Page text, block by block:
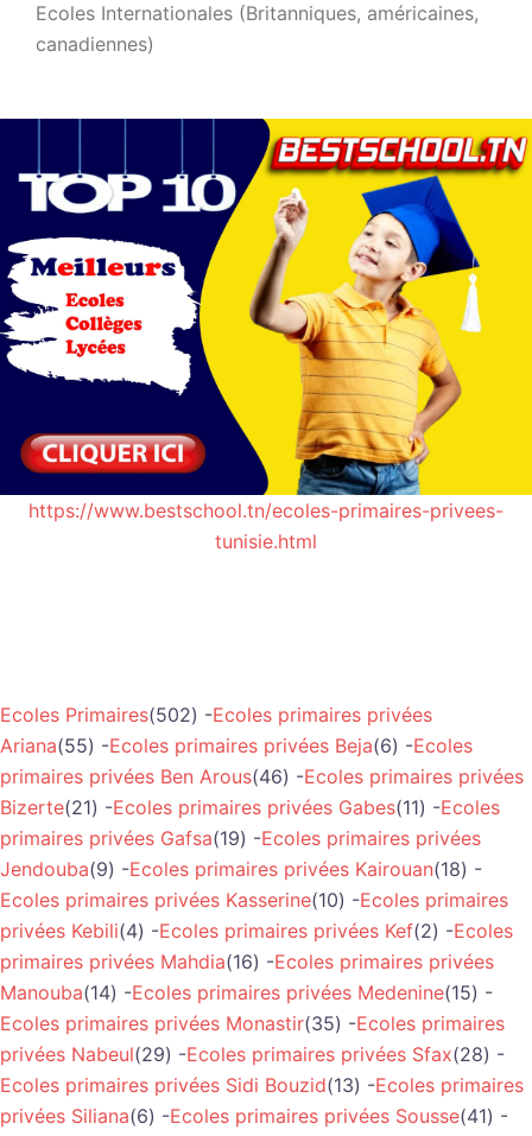
Ecoles Internationales (Britanniques, américaines,
canadiennes)
https://www.bestschool.tn/ecoles-primaires-privees-
tunisie.html
Ecoles Primaires(502) -Ecoles primaires privées
Ariana(55) -Ecoles primaires privées Beja(6) -Ecoles
primaires privées Ben Arous(46) -Ecoles primaires privées
Bizerte(21) -Ecoles primaires privées Gabes(11) -Ecoles
primaires privées Gafsa(19) -Ecoles primaires privées
Jendouba(9) -Ecoles primaires privées Kairouan(18) -
Ecoles primaires privées Kasserine(10) -Ecoles primaires
privées Kebili(4) -Ecoles primaires privées Kef(2) -Ecoles
primaires privées Mahdia(16) -Ecoles primaires privées
Manouba(14) -Ecoles primaires privées Medenine(15) -
Ecoles primaires privées Monastir(35) -Ecoles primaires
privées Nabeul(29) -Ecoles primaires privées Sfax(28) -
Ecoles primaires privées Sidi Bouzid(13) -Ecoles primaires
privées Siliana(6) -Ecoles primaires privées Sousse(41) -